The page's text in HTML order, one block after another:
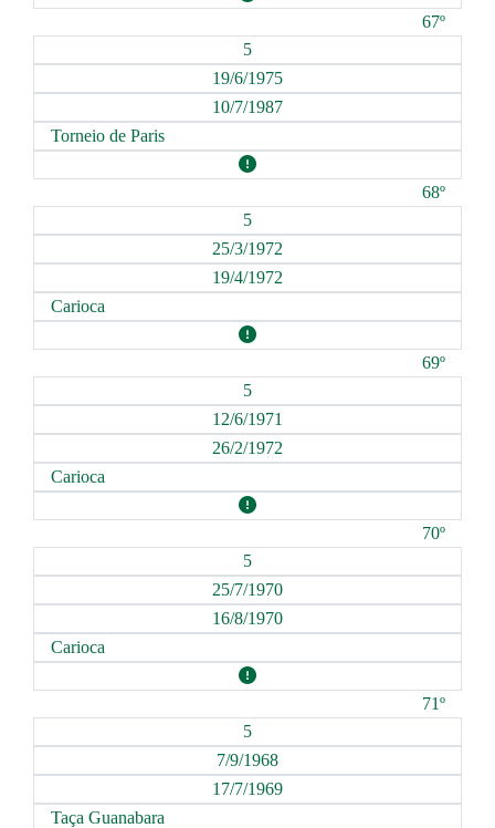
67º
5
19/6/1975
10/7/1987
Torneio de Paris
68º
5
25/3/1972
19/4/1972
Carioca
69º
5
12/6/1971
26/2/1972
Carioca
70º
5
25/7/1970
16/8/1970
Carioca
71º
5
7/9/1968
17/7/1969
Taça Guanabara